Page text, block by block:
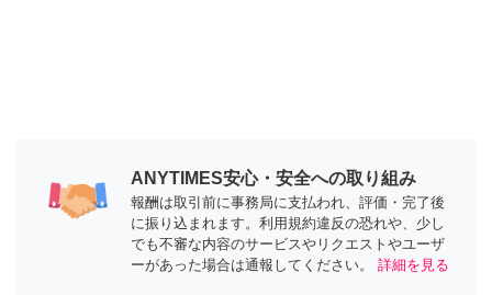
ANYTIMES安心・安全への取り組み
報酬は取引前に事務局に支払われ、評価・完了後
に振り込まれます。利用規約違反の恐れや、少し
でも不審な内容のサービスやリクエストやユーザ
ーがあった場合は通報してください。
詳細を見る